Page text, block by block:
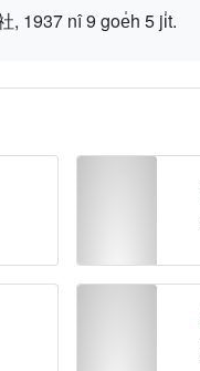
, 1937 nî 9 goe̍h 5 ji̍t.